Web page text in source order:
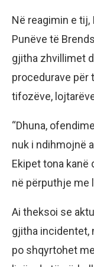
Në reagimin e
Punëve të
gjitha zhvillimet
procedurave për
tifozëve,
“Dhuna,
nuk i ndihmojnë
Ekipet tona kanë
në përputhje me
Ai theksoi se
gjitha incidentet,
po shqyrtohet